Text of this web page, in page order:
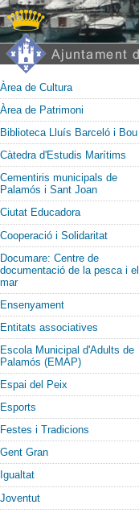
Àrea de Cultura
Àrea de Patrimoni
Biblioteca Lluís Barceló i Bou
Càtedra d'Estudis Marítims
Cementiris municipals de
Palamós i Sant Joan
Ciutat Educadora
Cooperació i Solidaritat
Documare: Centre de
documentació de la pesca i el
mar
Ensenyament
Entitats associatives
Escola Municipal d'Adults de
Palamós (EMAP)
Espai del Peix
Esports
Festes i Tradicions
Gent Gran
Igualtat
Joventut